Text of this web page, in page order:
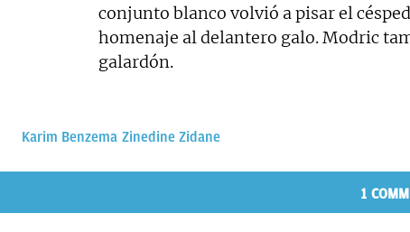
conjunto blanco volvió a pisar el
homenaje al delantero galo. Modric
galardón.
Karim Benzema Zinedine Zidane
1